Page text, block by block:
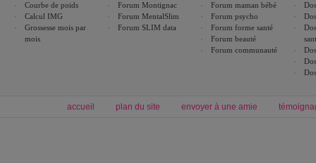
Courbe de poids
Calcul IMG
Grossesse mois par
mois
Forum Montignac
Forum MentalSlim
Forum SLIM data
Forum maman bébé
Forum psycho
Forum forme santé
Forum beauté
Forum communauté
accueil plan du site envoyer à une amie